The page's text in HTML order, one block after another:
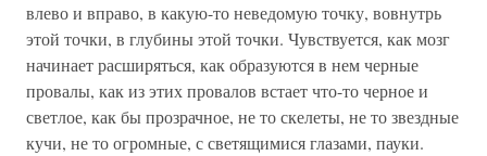
влево и вправо, в какую-то неведомую точку, вовнутрь
этой точки, в глубины этой точки. Чувствуется, как мозг
начинает расширяться, как образуются в нем черные
провалы, как из этих провалов встает что-то черное и
светлое, как бы прозрачное, не то скелеты, не то звездные
кучи, не то огромные, с светящимися глазами, пауки.